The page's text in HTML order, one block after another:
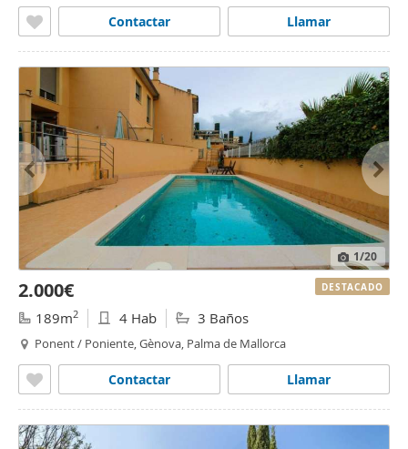
Llamar
Contactar
1/20
2.000€
189m2 4 Hab 3 Baños
Ponent / Poniente, Gènova, Palma de Mallorca
Llamar
Contactar
DESTACADO